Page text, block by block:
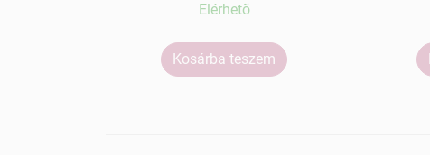
Elérhetõ
Kosárba teszem